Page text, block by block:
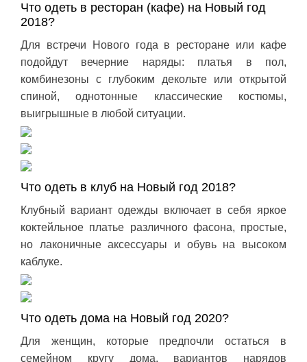
Что одеть в ресторан (кафе) на Новый год
2018?
Для встречи Нового года в ресторане или кафе
подойдут вечерние наряды: платья в пол,
комбинезоны с глубоким декольте или открытой
спиной, однотонные классические костюмы,
выигрышные в любой ситуации.
Что одеть в клуб на Новый год 2018?
Клубный вариант одежды включает в себя яркое
коктейльное платье различного фасона, простые,
но лаконичные аксессуары и обувь на высоком
каблуке.
Что одеть дома на Новый год 2020?
Для женщин, которые предпочли остаться в
семейном кругу дома, вариантов нарядов